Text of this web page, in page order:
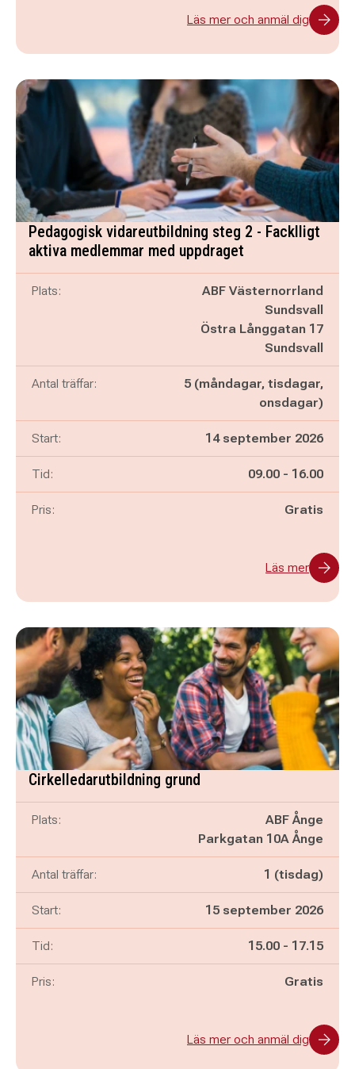
Läs mer och anmäl dig
Pedagogisk vidareutbildning steg 2 - Facklligt
aktiva medlemmar med uppdraget
Plats:
ABF Västernorrland
Sundsvall
Östra Långgatan 17
Sundsvall
Antal träffar:
5 (måndagar, tisdagar,
onsdagar)
Start: 14 september 2026
Tid: Pågår mellan
09.00 - och
16.00
Pris: Gratis
Läs mer
Cirkelledarutbildning grund
Plats:
ABF Ånge
Parkgatan 10A Ånge
Antal träffar: 1 (tisdag)
Start: 15 september 2026
Tid: Pågår mellan
15.00 - och
17.15
Pris: Gratis
Läs mer och anmäl dig